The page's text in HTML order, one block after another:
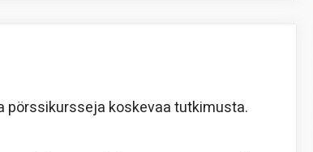
pörssikursseja koskevaa tutkimusta.